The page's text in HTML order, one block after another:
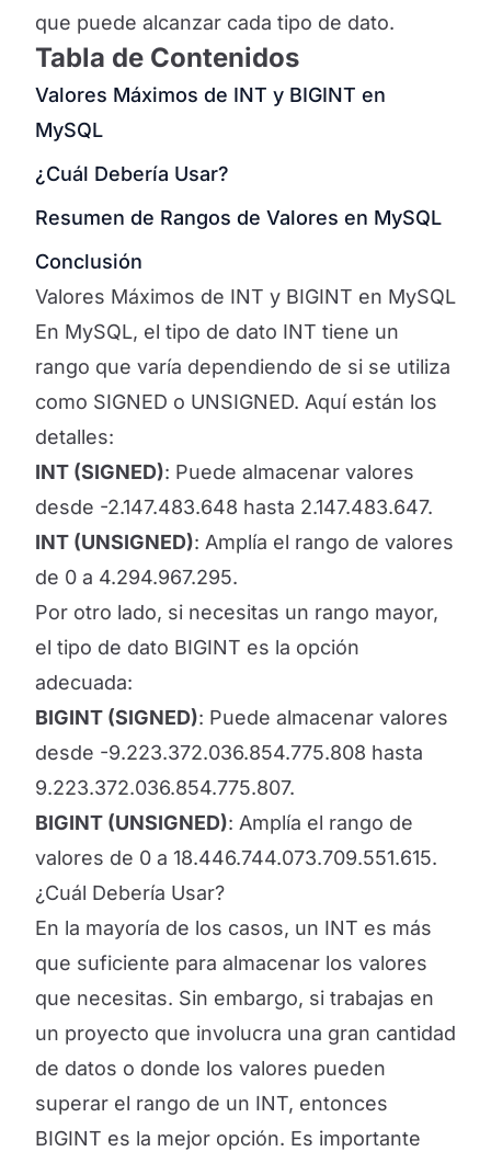
que puede alcanzar cada tipo de dato.
Tabla de Contenidos
Valores Máximos de INT y BIGINT en
MySQL
¿Cuál Debería Usar?
Resumen de Rangos de Valores en MySQL
Conclusión
Valores Máximos de INT y BIGINT en MySQL
En MySQL, el tipo de dato INT tiene un
rango que varía dependiendo de si se utiliza
como SIGNED o UNSIGNED. Aquí están los
detalles:
INT (SIGNED): Puede almacenar valores
desde -2.147.483.648 hasta 2.147.483.647.
INT (UNSIGNED): Amplía el rango de valores
de 0 a 4.294.967.295.
Por otro lado, si necesitas un rango mayor,
el tipo de dato BIGINT es la opción
adecuada:
BIGINT (SIGNED): Puede almacenar valores
desde -9.223.372.036.854.775.808 hasta
9.223.372.036.854.775.807.
BIGINT (UNSIGNED): Amplía el rango de
valores de 0 a 18.446.744.073.709.551.615.
¿Cuál Debería Usar?
En la mayoría de los casos, un INT es más
que suficiente para almacenar los valores
que necesitas. Sin embargo, si trabajas en
un proyecto que involucra una gran cantidad
de datos o donde los valores pueden
superar el rango de un INT, entonces
BIGINT es la mejor opción. Es importante